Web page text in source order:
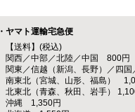
・ヤマト運輸宅急便
【送料】(税込)
関西／中部／北陸／中国 800円
関東／信越（新潟、長野）／四
南東北（宮城、山形、福島）
北東北（青森、秋田、岩手）
沖縄 1,350円